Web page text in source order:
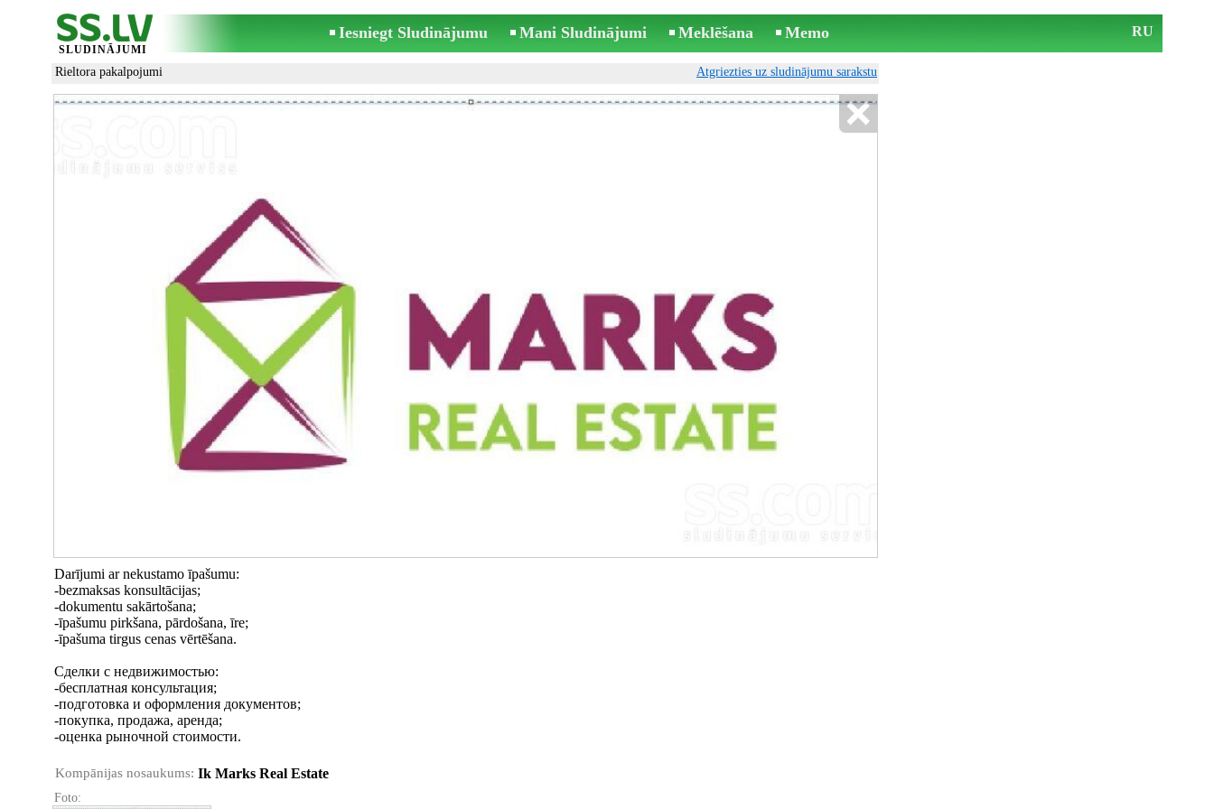
SLUDINĀJUMI
Iesniegt Sludinājumu Mani Sludinājumi Meklēšana Memo RU
Rieltora pakalpojumi Atgriezties uz sludinājumu sarakstu
Darījumi ar nekustamo īpašumu:
-bezmaksas konsultācijas;
-dokumentu sakārtošana;
-īpašumu pirkšana, pārdošana, īre;
-īpašuma tirgus cenas vērtēšana.
Сделки с недвижимостью:
-бесплатная консультация;
-подготовка и оформления документов;
-покупка, продажа, аренда;
-оценка рыночной стоимости.
Kompānijas nosaukums: Ik Marks Real Estate
Foto: